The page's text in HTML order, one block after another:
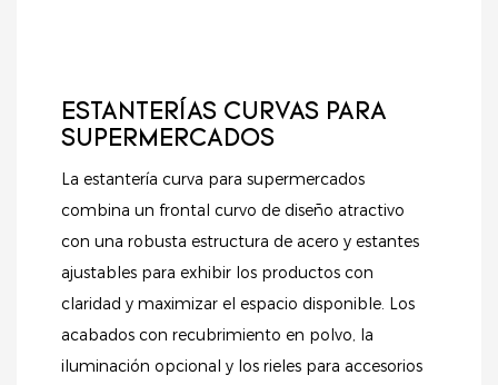
ESTANTERÍAS CURVAS PARA
SUPERMERCADOS
La estantería curva para supermercados
combina un frontal curvo de diseño atractivo
con una robusta estructura de acero y estantes
ajustables para exhibir los productos con
claridad y maximizar el espacio disponible. Los
acabados con recubrimiento en polvo, la
iluminación opcional y los rieles para accesorios